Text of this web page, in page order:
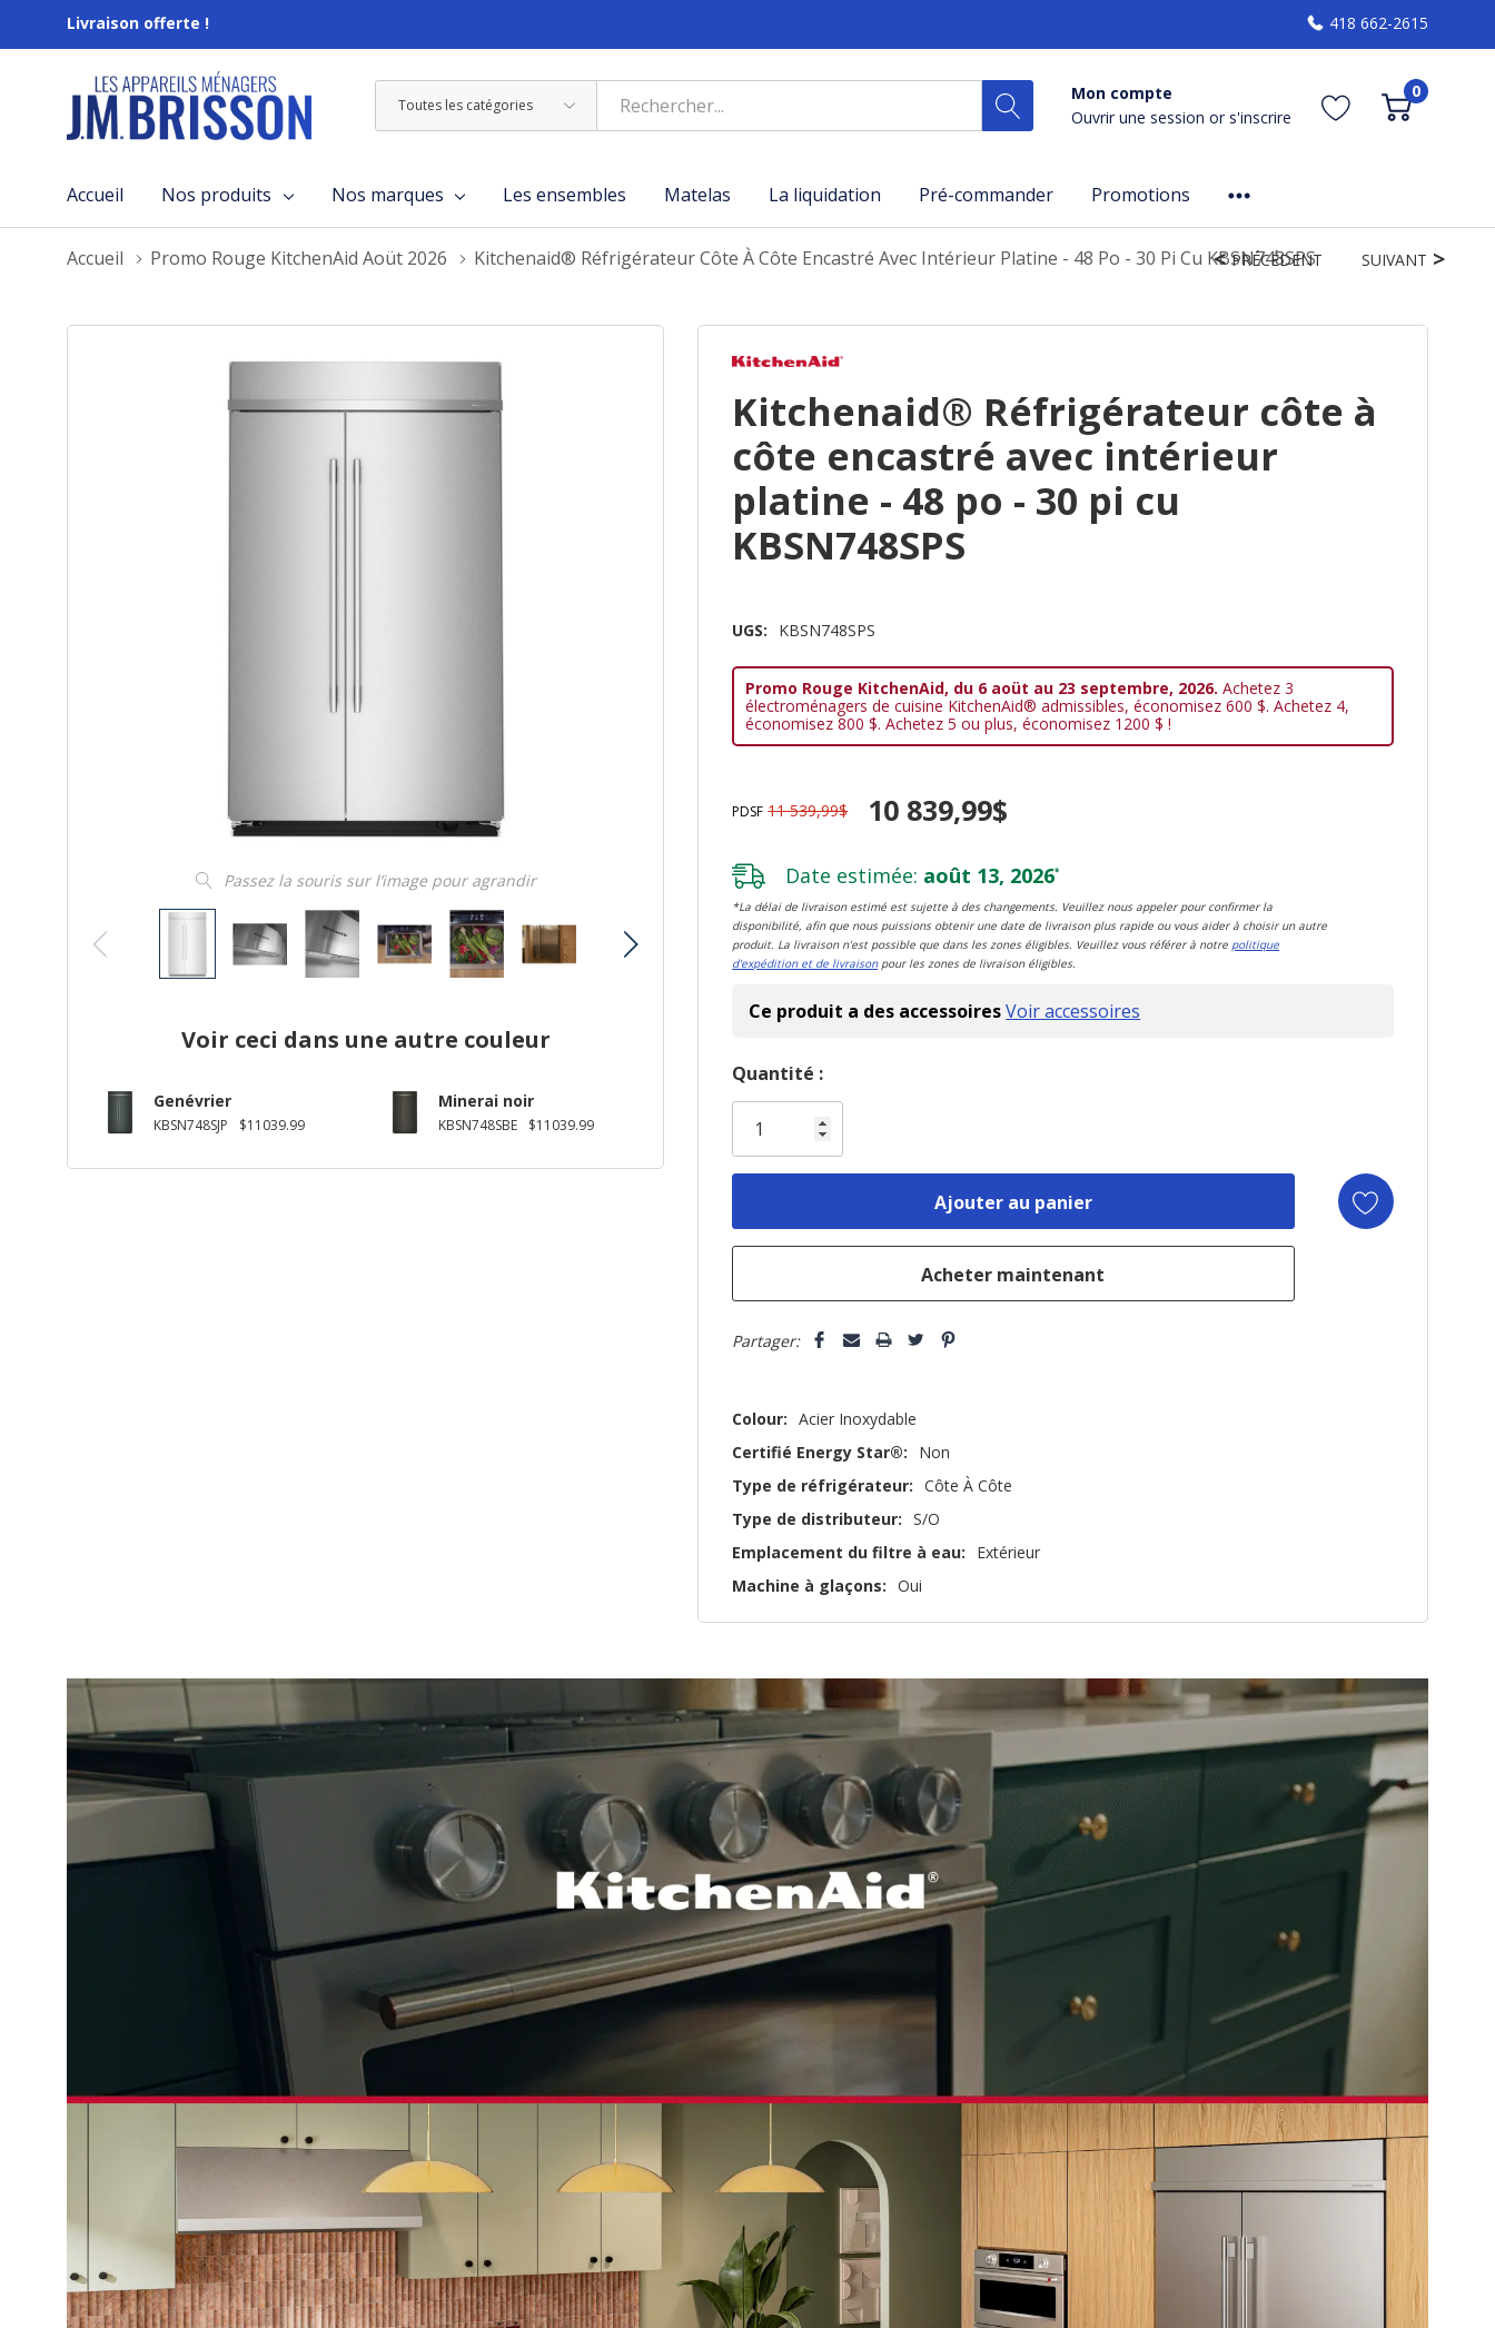
Livraison offerte ! 418 662-2615
Toutes
les
Rechercher
Mon compte
Ouvrir une session or s'inscrire
0
Accueil Nos produits Nos marques Les ensembles Matelas La liquidation Pré-commander Promotions
Accueil Promo Rouge KitchenAid Aoüt 2026 Kitchenaid® Réfrigérateur Côte À Côte Encastré Avec Intérieur Platine - 48 Po - 30 Pi Cu KBSN748SPS
Passez la souris sur l’image pour agrandir
Voir ceci dans une autre couleur
Genévrier
KBSN748SJP $11039.99
Minerai noir
KBSN748SBE $11039.99
PRÉCÉDENT SUIVANT
Kitchenaid® Réfrigérateur côte à
côte encastré avec intérieur
platine - 48 po - 30 pi cu
KBSN748SPS
UGS: KBSN748SPS
Promo Rouge KitchenAid, du 6 aoüt au 23 septembre, 2026. Achetez 3
électroménagers de cuisine KitchenAid® admissibles, économisez 600 $. Achetez 4,
économisez 800 $. Achetez 5 ou plus, économisez 1200 $ !
PDSF 11 539,99$ 10 839,99$
Date estimée: août 13, 2026*
*La délai de livraison estimé est sujette à des changements. Veuillez nous appeler pour confirmer la
disponibilité, afin que nous puissions obtenir une date de livraison plus rapide ou vous aider à choisir un autre
produit. La livraison n'est possible que dans les zones éligibles. Veuillez vous référer à notre politique
d'expédition et de livraisonpour les zones de livraison éligibles.
Ce produit a des accessoiresVoir accessoires
Dépêchez-
vous!
plus
Quantité :
Partager:
Colour: Acier Inoxydable
Certifié Energy Star®:
Non
Type de réfrigérateur: Côte À Côte
Type de distributeur: S/O
Emplacement du filtre à eau:
Extérieur
Machine à glaçons: Oui